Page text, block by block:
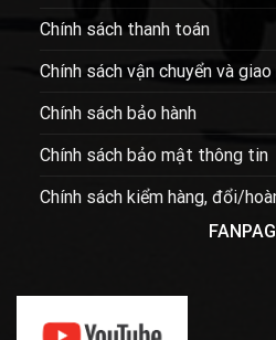
Chính sách thanh toán
Chính sách vận chuyển và giao
Chính sách bảo hành
Chính sách bảo mật thông tin
Chính sách kiểm hàng, đổi/